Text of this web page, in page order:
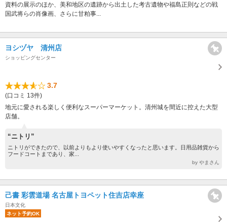
資料の展示のほか、美和地区の遺跡から出土した考古遺物や福島正則などの戦
国武将らの肖像画、さらに甘粕事...
ヨシヅヤ 清州店
ショッピングセンター
3.7
(口コミ 13件)
地元に愛される楽しく便利なスーパーマーケット。清州城を間近に控えた大型
店舗。
“ニトリ”
ニトリができたので、以前よりもより使いやすくなったと思います。日用品雑貨から
フードコートまであり、家...
by やまさん
己書 彩雲道場 名古屋トヨペット住吉店幸座
日本文化
ネット予約OK